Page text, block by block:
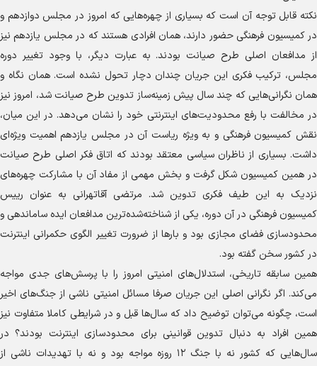
نکته قابل توجه آن است که بسیاری از چهره‌هایی که امروز در مجلس دوازدهم و
در کمیسیون فرهنگی حضور دارند، همان افرادی هستند که در مجلس یازدهم نیز
از مدافعان اصلی طرح صیانت بودند. به عبارت دیگر، با وجود تغییر دوره
مجلس، ترکیب فکری این جریان چندان دچار تحول نشده است. همان نگاه و
همان نگرانی‌هایی که چند سال پیش زمینه‌ساز تدوین طرح صیانت شد، امروز نیز
در مخالفت با رفع محدودیت‌های اینترنتی خود را نشان می‌دهد. در این میان،
نقش کمیسیون فرهنگی و به ویژه ریاست آن در مجلس یازدهم اهمیت ویژه‌ای
داشت. بسیاری از ناظران سیاسی معتقد بودند که اتاق فکر اصلی طرح صیانت
در همین کمیسیون شکل گرفت و بخش مهمی از مفاد آن با مشارکت چهره‌های
نزدیک به این طیف فکری تدوین شد. مرتضی آقاتهرانی به عنوان رییس
کمیسیون فرهنگی در آن دوره، یکی از شناخته‌شده‌ترین مدافعان ایده ساماندهی و
محدودسازی فضای مجازی بود و بار‌ها از ضرورت تغییر الگوی حکمرانی اینترنت
در کشور سخن گفته بود.
همین سابقه تاریخی، استدلال‌های امنیتی امروز را با پرسش‌های جدی مواجه
می‌کند. اگر نگرانی اصلی این جریان صرفا مسائل امنیتی ناشی از جنگ‌های اخیر
است، چگونه می‌توان توضیح داد که سال‌ها قبل و در شرایطی کاملا متفاوت نیز
همین افراد به دنبال تدوین قوانینی برای محدودسازی اینترنت بودند؟ در
سال‌هایی که کشور نه با جنگ ۱۲ روزه مواجه بود و نه با تهدیدات ناشی از